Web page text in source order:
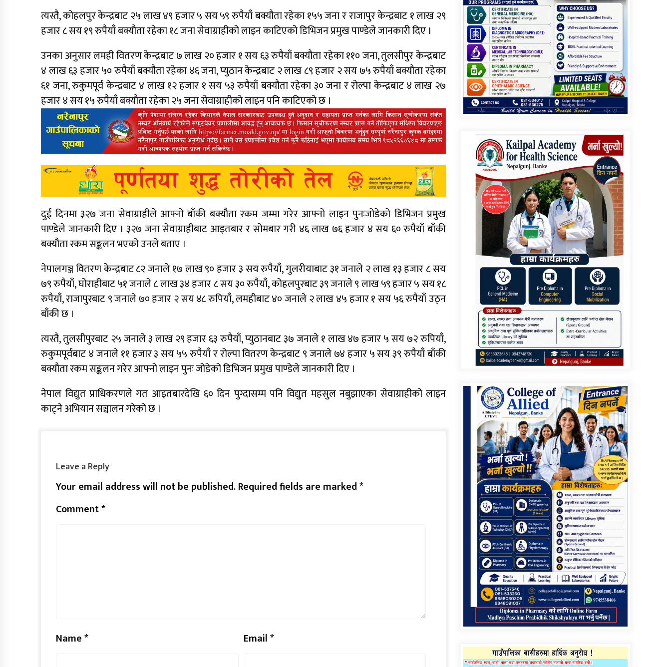
त्यस्तै, कोहलपुर केन्द्रबाट २५ लाख ४९ हजार ५ सय ५९ रुपैयाँ बक्यौता रहेका १५५ जना र राजापुर केन्द्रबाट १ लाख २९
हजार ८ सय १९ रुपैयाँ बक्यौता रहेका १८ जना सेवाग्राहीको लाइन काटिएको डिभिजन प्रमुख पाण्डेले जानकारी दिए ।
उनका अनुसार लमही वितरण केन्द्रबाट ७ लाख २० हजार १ सय ६३ रुपैयाँ बक्यौता रहेका ११० जना, तुलसीपुर केन्द्रबाट
४ लाख ६३ हजार ५० रुपैयाँ बक्यौता रहेका ४६ जना, प्युठान केन्द्रबाट २ लाख ८९ हजार २ सय ७५ रुपैयाँ बक्यौता रहेका
६१ जना, रुकुमपूर्व केन्द्रबाट ४ लाख १२ हजार १ सय ५३ रुपैयाँ बक्यौता रहेका ३० जना र रोल्पा केन्द्रबाट ४ लाख २७
हजार ४ सय १५ रुपैयाँ बक्यौता रहेका २५ जना सेवाग्राहीको लाइन पनि काटिएको छ ।
दुई दिनमा ३२७ जना सेवाग्राहीले आफ्नो बाँकी बक्यौता रकम जम्मा गरेर आफ्नो लाइन पुनःजोडेको डिभिजन प्रमुख
पाण्डेले जानकारी दिए । ३२७ जना सेवाग्राहीबाट आइतबार र सोमबार गरी ४६ लाख ७६ हजार ४ सय ६० रुपैयाँ बाँकी
बक्यौता रकम सङ्कलन भएको उनले बताए ।
नेपालगञ्ज वितरण केन्द्रबाट ८२ जनाले १७ लाख ९० हजार ३ सय रुपैयाँ, गुलरीयाबाट ३१ जनाले २ लाख १३ हजार ८ सय
७९ रुपैयाँ, घोराहीबाट ५१ जनाले ८ लाख ३४ हजार ८ सय ३० रुपैयाँ, कोहलपुरबाट ३९ जनाले ९ लाख ५९ हजार ५ सय १८
रुपैयाँ, राजापुरबाट ९ जनाले ७० हजार २ सय ४८ रुपियाँ, लमहीबाट ४० जनाले २ लाख ४५ हजार १ सय ५६ रुपैयाँ उठ्न
बाँकी छ ।
त्यस्तै, तुलसीपुरबाट २५ जनाले ३ लाख २९ हजार ६३ रुपैयाँ, प्युठानबाट ३७ जनाले १ लाख ४७ हजार ५ सय ७२ रुपियाँ,
रुकुमपूर्वबाट ४ जनाले ११ हजार ३ सय ५५ रुपैयाँ र रोल्पा वितरण केन्द्रबाट ९ जनाले ७४ हजार ५ सय ३९ रुपैयाँ बाँकी
बक्यौता रकम सङ्कलन गरेर आफ्नो लाइन पुनः जोडेको डिभिजन प्रमुख पाण्डेले जानकारी दिए ।
नेपाल विद्युत प्राधिकरणले गत आइतबारदेखि ६० दिन पुग्दासम्म पनि विद्यु्त महसुल नबुझाएका सेवाग्राहीको लाइन
काट्ने अभियान सञ्चालन गरेको छ ।
Leave a Reply
Your email address will not be published.Required fields are marked*
Comment*
Name* Email*